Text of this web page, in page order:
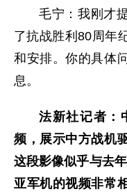
毛宁：我刚才
了抗战胜利80周年
和安排。你的具体
息。
法新社记者：
频，展示中方战机
这段影像似乎与去
亚军机的视频非常